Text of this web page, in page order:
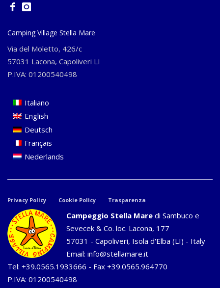
Camping Village Stella Mare
Via del Moletto, 426/c
57031 Lacona, Capoliveri LI
P.IVA: 01200540498
Italiano
English
Deutsch
Français
Nederlands
Privacy Policy Cookie Policy Trasparenza
Campeggio Stella Mare di Sambuco e
Sevecek & Co. loc. Lacona, 177
57031 - Capoliveri, Isola d'Elba (LI) - Italy
Email: info@stellamare.it
Tel: +39.0565.1933666 - Fax +39.0565.964770
P.IVA: 01200540498